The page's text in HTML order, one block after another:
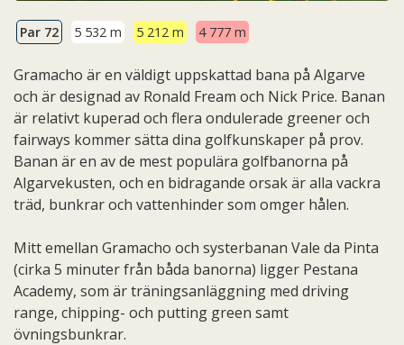
Par 72 5 532 m 5 212 m 4 777 m
Gramacho är en väldigt uppskattad bana på Algarve
och är designad av Ronald Fream och Nick Price. Banan
är relativt kuperad och flera ondulerade greener och
fairways kommer sätta dina golfkunskaper på prov.
Banan är en av de mest populära golfbanorna på
Algarvekusten, och en bidragande orsak är alla vackra
träd, bunkrar och vattenhinder som omger hålen.
Mitt emellan Gramacho och systerbanan Vale da Pinta
(cirka 5 minuter från båda banorna) ligger Pestana
Academy, som är träningsanläggning med driving
range, chipping- och putting green samt
övningsbunkrar.